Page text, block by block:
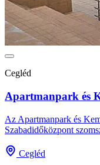
Cegléd
Apartmanpark és
Az Apartmanpark és
Szabadidőközpont
Cegléd